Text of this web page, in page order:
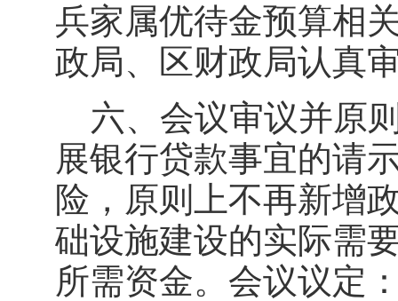
兵家属优待金预算相
政局、区财政局认真
六、会议审议并原
展银行贷款事宜的请
险，原则上不再新增
础设施建设的实际需
所需资金。会议议定